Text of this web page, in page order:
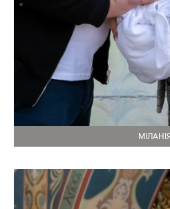
МІЛАНІЯ